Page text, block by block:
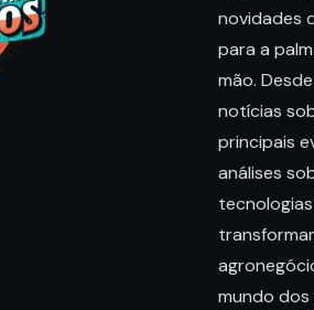
novidades
para a
mão.
notícias
principais
análises
mundo dos